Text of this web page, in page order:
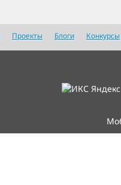
Проекты Блоги Конкурсы